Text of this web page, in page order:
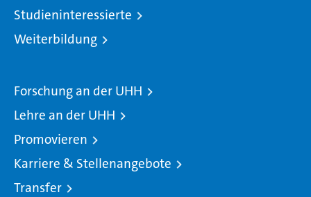
Studieninteressierte
Weiterbildung
Forschung an der UHH
Lehre an der UHH
Promovieren
Karriere & Stellenangebote
Transfer